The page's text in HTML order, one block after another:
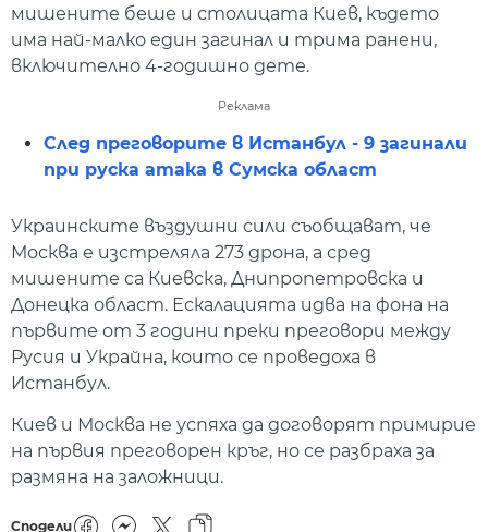
мишените беше и столицата Киев, където
има най-малко един загинал и трима ранени,
включително 4-годишно дете.
Реклама
След преговорите в Истанбул - 9 загинали
при руска атака в Сумска област
Украинските въздушни сили съобщават, че
Москва е изстреляла 273 дрона, а сред
мишените са Киевска, Днипропетровска и
Донецка област. Ескалацията идва на фона на
първите от 3 години преки преговори между
Русия и Украйна, които се проведоха в
Истанбул.
Киев и Москва не успяха да договорят примирие
на първия преговорен кръг, но се разбраха за
размяна на заложници.
Сподели